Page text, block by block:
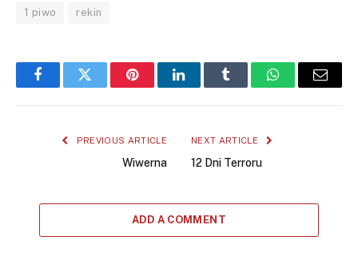
1 piwo rekin
FacebookTwitter PinterestLinkedInTumblr WhatsAppEmail
PREVIOUS ARTICLE
Wiwerna
NEXT ARTICLE
12 Dni Terroru
ADD A COMMENT